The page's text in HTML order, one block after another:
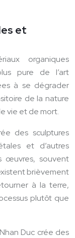
et
organiques
pure de l’art
à se dégrader
de la nature
vie et de mort.
des sculptures
et d’autres
œuvres, souvent
brièvement
à la terre,
plutôt que
Duc crée des